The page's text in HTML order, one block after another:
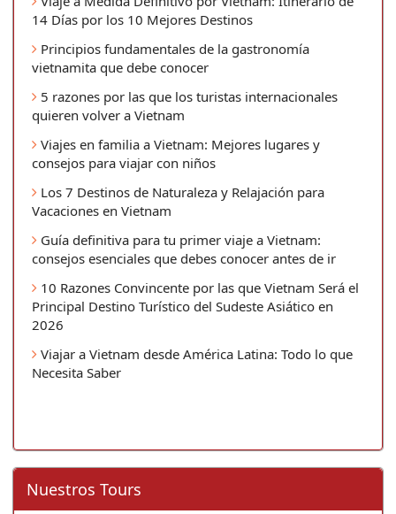
14 Días por los 10 Mejores Destinos
Principios fundamentales de la gastronomía
vietnamita que debe conocer
5 razones por las que los turistas internacionales
quieren volver a Vietnam
Viajes en familia a Vietnam: Mejores lugares y
consejos para viajar con niños
Los 7 Destinos de Naturaleza y Relajación para
Vacaciones en Vietnam
Guía definitiva para tu primer viaje a Vietnam:
consejos esenciales que debes conocer antes de ir
10 Razones Convincente por las que Vietnam Será el
Principal Destino Turístico del Sudeste Asiático en
2026
Viajar a Vietnam desde América Latina: Todo lo que
Necesita Saber
Nuestros Tours